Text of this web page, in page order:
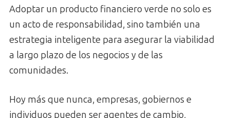
Adoptar un producto financiero verde no solo es
un acto de responsabilidad, sino también una
estrategia inteligente para asegurar la viabilidad
a largo plazo de los negocios y de las
comunidades.
Hoy más que nunca, empresas, gobiernos e
individuos pueden ser agentes de cambio,